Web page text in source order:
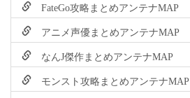
FateGo攻略まとめアンテナMAP
アニメ声優まとめアンテナMAP
なんJ傑作まとめアンテナMAP
モンスト攻略まとめアンテナMAP